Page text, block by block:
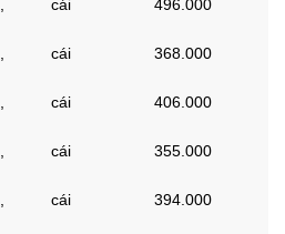
cái 496.000
cái 368.000
cái 406.000
cái 355.000
cái 394.000